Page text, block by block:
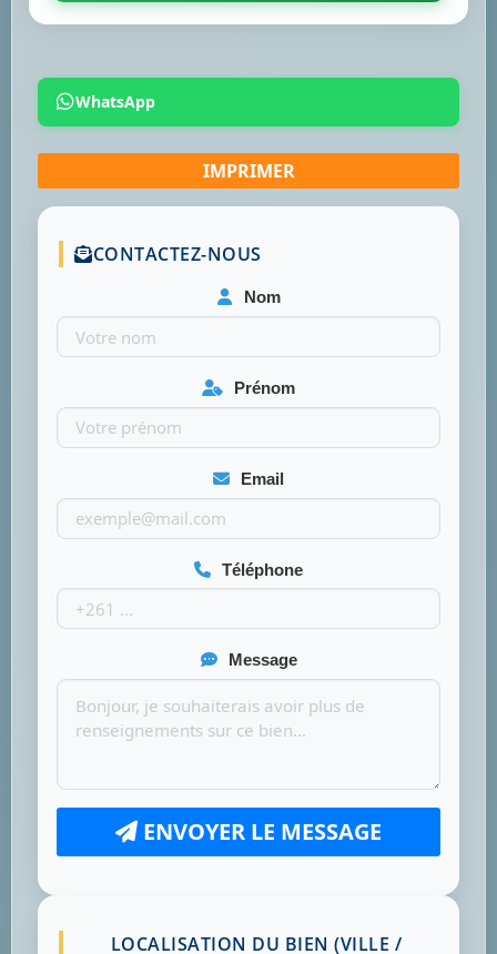
WhatsApp
CONTACTEZ-NOUS
Nom
Prénom
Email
Téléphone
Message
ENVOYER LE MESSAGE
LOCALISATION DU BIEN (VILLE /